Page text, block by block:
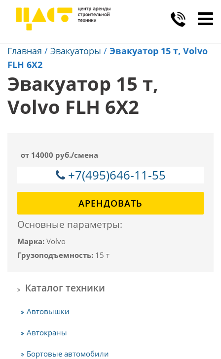
Главная / Эвакуаторы / Эвакуатор 15 т, Volvo
FLH 6Х2
Эвакуатор 15 т,
Volvo FLH 6Х2
от 14000 руб./смена
+7(495)646-11-55
АРЕНДОВАТЬ
Основные параметры:
Марка: Volvo
Грузоподъемность: 15 т
Каталог техники
Автовышки
Автокраны
Бортовые автомобили